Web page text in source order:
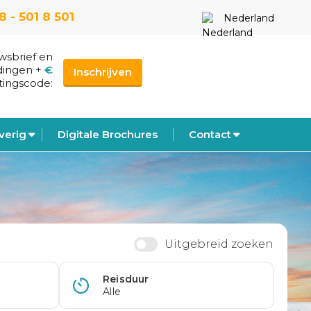
- 501 8 501 Nederland
en
+ €
Inschrijven
Digitale Brochures Contact